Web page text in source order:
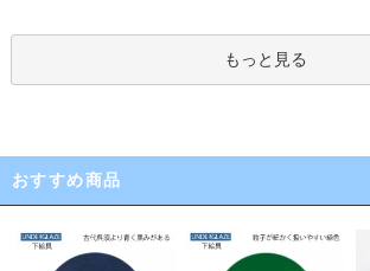
もっと見る
おすすめ商品